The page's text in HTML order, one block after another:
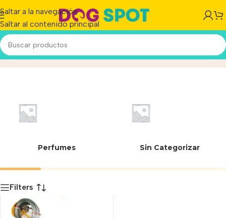
Saltar a la navegación
Saltar al contenido principal
METALICAInicio/Producto
Perfumes Sin Categorizar
Filters